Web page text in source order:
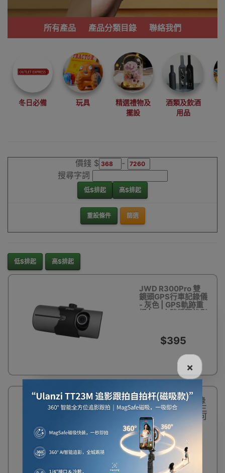
功能齊備的產
品。
我們每月會固定
尋找最更新、最
潮、有特色而且
優惠的優質產
品，從用家的角
度為你帶來你的
最好選擇。
所有產品 產品分類目錄 聯絡我們
冬日必備 玩具
精選禮物及
擺設
酒類及飲酒
用品
價錢 $
-
搜尋字詞
低$排起 高$排起
重設條件 篩選
低$排起 高$排起
JWD R300Pro 雙
鏡頭GPS行車記錄儀
- 灰色 | GPS軌跡重
播 | 24小時循環錄影
$395
S8 2K高清行車記錄
器 | 車前車內車後 三
錄同屏 | 前後雙錄 可
影車內
$398
×